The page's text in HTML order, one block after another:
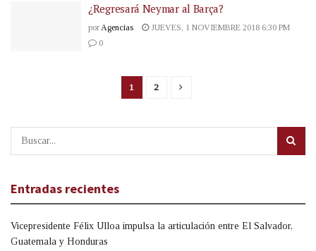
¿Regresará Neymar al Barça?
por Agencias
JUEVES, 1 NOVIEMBRE 2018 6:30 PM
0
1 2
Entradas recientes
Vicepresidente Félix Ulloa impulsa la articulación entre El Salvador,
Guatemala y Honduras